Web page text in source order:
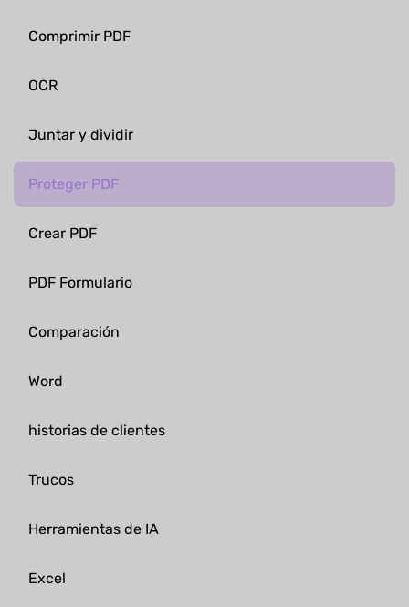
Comprimir PDF
OCR
Juntar y dividir
Proteger PDF
Crear PDF
PDF Formulario
Comparación
Word
historias de clientes
Trucos
Herramientas de IA
Excel